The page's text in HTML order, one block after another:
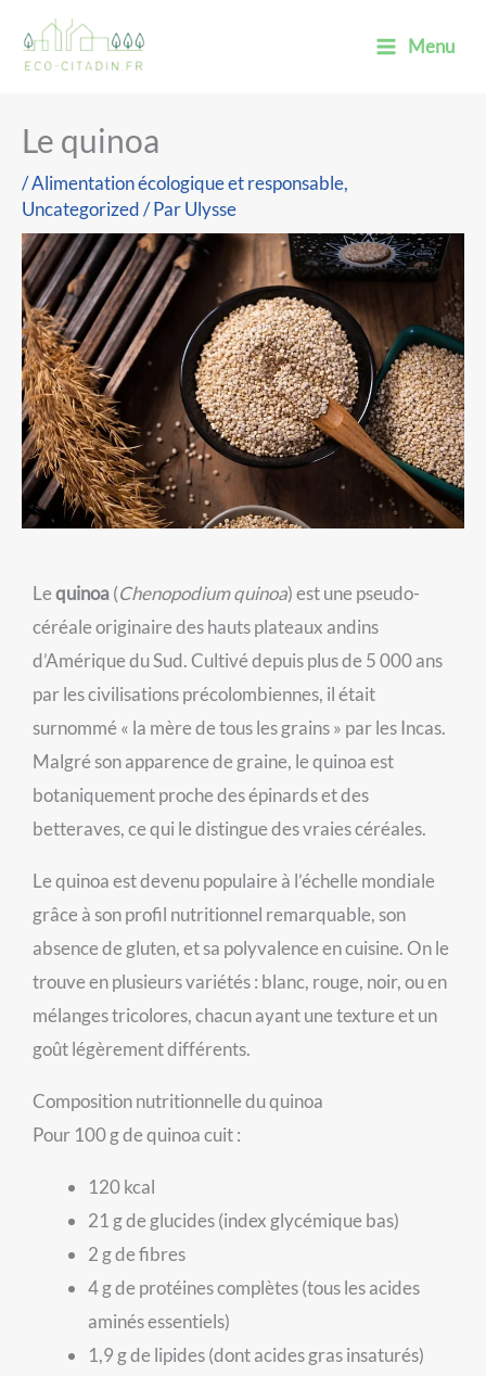
Menu
Le quinoa
/Alimentation écologique et responsable,
Uncategorized/ ParUlysse
Lequinoa(Chenopodium quinoa) est une pseudo-
céréale originaire des hauts plateaux andins
d’Amérique du Sud. Cultivé depuis plus de 5 000 ans
par les civilisations précolombiennes, il était
surnommé « la mère de tous les grains » par les Incas.
Malgré son apparence de graine, le quinoa est
botaniquement proche des épinards et des
betteraves, ce qui le distingue des vraies céréales.
Le quinoa est devenu populaire à l’échelle mondiale
grâce à son profil nutritionnel remarquable, son
absence de gluten, et sa polyvalence en cuisine. On le
trouve en plusieurs variétés : blanc, rouge, noir, ou en
mélanges tricolores, chacun ayant une texture et un
goût légèrement différents.
Composition nutritionnelle du quinoa
Pour 100 g de quinoa cuit :
120 kcal
21 g de glucides (index glycémique bas)
2 g de fibres
4 g de protéines complètes (tous les acides
aminés essentiels)
1,9 g de lipides (dont acides gras insaturés)